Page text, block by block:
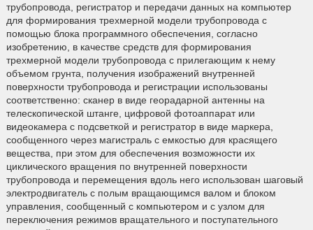
трубопровода, регистратор и передачи данных на компьютер
для формирования трехмерной модели трубопровода с
помощью блока программного обеспечения, согласно
изобретению, в качестве средств для формирования
трехмерной модели трубопровода с прилегающим к нему
объемом грунта, получения изображений внутренней
поверхности трубопровода и регистрации использованы
соответственно: сканер в виде георадарной антенны на
телескопической штанге, цифровой фотоаппарат или
видеокамера с подсветкой и регистратор в виде маркера,
сообщенного через магистраль с емкостью для красящего
вещества, при этом для обеспечения возможности их
циклического вращения по внутренней поверхности
трубопровода и перемещения вдоль него использован шаговый
электродвигатель с полым вращающимся валом и блоком
управления, сообщенный с компьютером и с узлом для
переключения режимов вращательного и поступательного